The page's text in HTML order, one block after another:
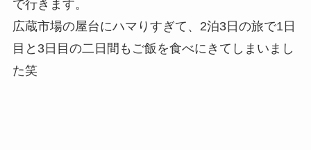
で行きます。
広蔵市場の屋台にハマりすぎて、2泊3日の旅で1日
目と3日目の二日間もご飯を食べにきてしまいまし
た笑